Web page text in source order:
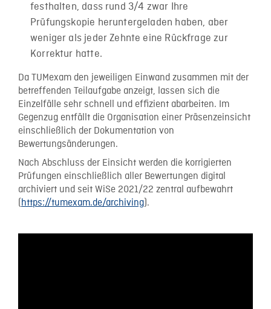
festhalten, dass rund 3/4 zwar Ihre
Prüfungskopie heruntergeladen haben, aber
weniger als jeder Zehnte eine Rückfrage zur
Korrektur hatte.
Da TUMexam den jeweiligen Einwand zusammen mit der
betreffenden Teilaufgabe anzeigt, lassen sich die
Einzelfälle sehr schnell und effizient abarbeiten. Im
Gegenzug entfällt die Organisation einer Präsenzeinsicht
einschließlich der Dokumentation von
Bewertungsänderungen.
Nach Abschluss der Einsicht werden die korrigierten
Prüfungen einschließlich aller Bewertungen digital
archiviert und seit WiSe 2021/22 zentral aufbewahrt
(https://tumexam.de/archiving).